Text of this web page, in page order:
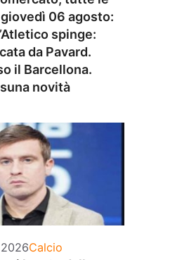
06 agosto:
spinge:
da Pavard.
il Barcellona.
novità
Categorie
Calcio